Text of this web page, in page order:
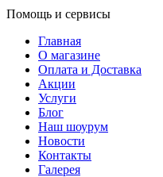
Помощь и сервисы
Главная
О магазине
Оплата и Доставка
Акции
Услуги
Блог
Наш шоурум
Новости
Контакты
Галерея